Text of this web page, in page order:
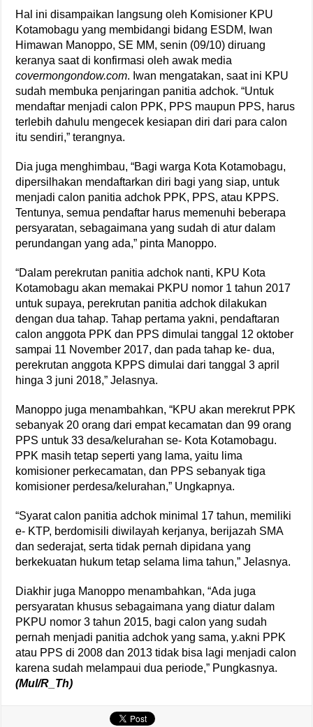
Hal ini disampaikan langsung oleh Komisioner KPU
Kotamobagu yang membidangi bidang ESDM, Iwan
Himawan Manoppo, SE MM, senin (09/10) diruang
keranya saat di konfirmasi oleh awak media
covermongondow.com. Iwan mengatakan, saat ini KPU
sudah membuka penjaringan panitia adchok. “Untuk
mendaftar menjadi calon PPK, PPS maupun PPS, harus
terlebih dahulu mengecek kesiapan diri dari para calon
itu sendiri,” terangnya.
Dia juga menghimbau, “Bagi warga Kota Kotamobagu,
dipersilhakan mendaftarkan diri bagi yang siap, untuk
menjadi calon panitia adchok PPK, PPS, atau KPPS.
Tentunya, semua pendaftar harus memenuhi beberapa
persyaratan, sebagaimana yang sudah di atur dalam
perundangan yang ada,” pinta Manoppo.
“Dalam perekrutan panitia adchok nanti, KPU Kota
Kotamobagu akan memakai PKPU nomor 1 tahun 2017
untuk supaya, perekrutan panitia adchok dilakukan
dengan dua tahap. Tahap pertama yakni, pendaftaran
calon anggota PPK dan PPS dimulai tanggal 12 oktober
sampai 11 November 2017, dan pada tahap ke- dua,
perekrutan anggota KPPS dimulai dari tanggal 3 april
hinga 3 juni 2018,” Jelasnya.
Manoppo juga menambahkan, “KPU akan merekrut PPK
sebanyak 20 orang dari empat kecamatan dan 99 orang
PPS untuk 33 desa/kelurahan se- Kota Kotamobagu.
PPK masih tetap seperti yang lama, yaitu lima
komisioner perkecamatan, dan PPS sebanyak tiga
komisioner perdesa/kelurahan,” Ungkapnya.
“Syarat calon panitia adchok minimal 17 tahun, memiliki
e- KTP, berdomisili diwilayah kerjanya, berijazah SMA
dan sederajat, serta tidak pernah dipidana yang
berkekuatan hukum tetap selama lima tahun,” Jelasnya.
Diakhir juga Manoppo menambahkan, “Ada juga
persyaratan khusus sebagaimana yang diatur dalam
PKPU nomor 3 tahun 2015, bagi calon yang sudah
pernah menjadi panitia adchok yang sama, y.akni PPK
atau PPS di 2008 dan 2013 tidak bisa lagi menjadi calon
karena sudah melampaui dua periode,” Pungkasnya.
(Mul/R_Th)